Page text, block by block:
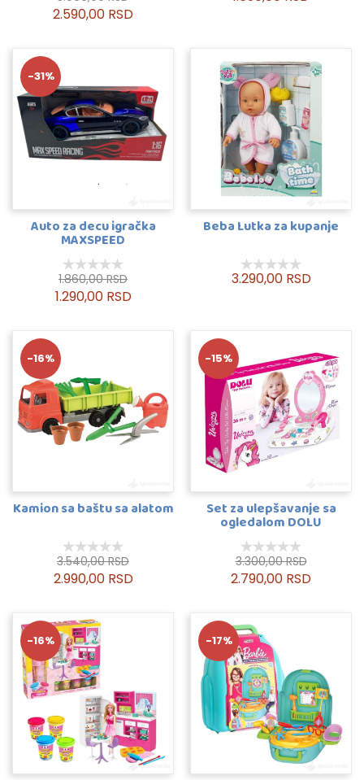
2.590,00 RSD
-31%
Auto za decu igračka
MAXSPEED
1.860,00 RSD
1.290,00 RSD
Beba Lutka za kupanje
3.290,00 RSD
-16%
Kamion sa baštu sa alatom
3.540,00 RSD
2.990,00 RSD
-15%
Set za ulepšavanje sa
ogledalom DOLU
3.300,00 RSD
2.790,00 RSD
-16% -17%